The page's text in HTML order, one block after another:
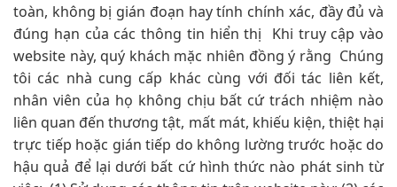
toàn, không bị gián đoạn hay tính chính xác, đầy đủ và
đúng hạn của các thông tin hiển thị Khi truy cập vào
website này, quý khách mặc nhiên đồng ý rằng Chúng
tôi các nhà cung cấp khác cùng với đối tác liên kết,
nhân viên của họ không chịu bất cứ trách nhiệm nào
liên quan đến thương tật, mất mát, khiếu kiện, thiệt hại
trực tiếp hoặc gián tiếp do không lường trước hoặc do
hậu quả để lại dưới bất cứ hình thức nào phát sinh từ